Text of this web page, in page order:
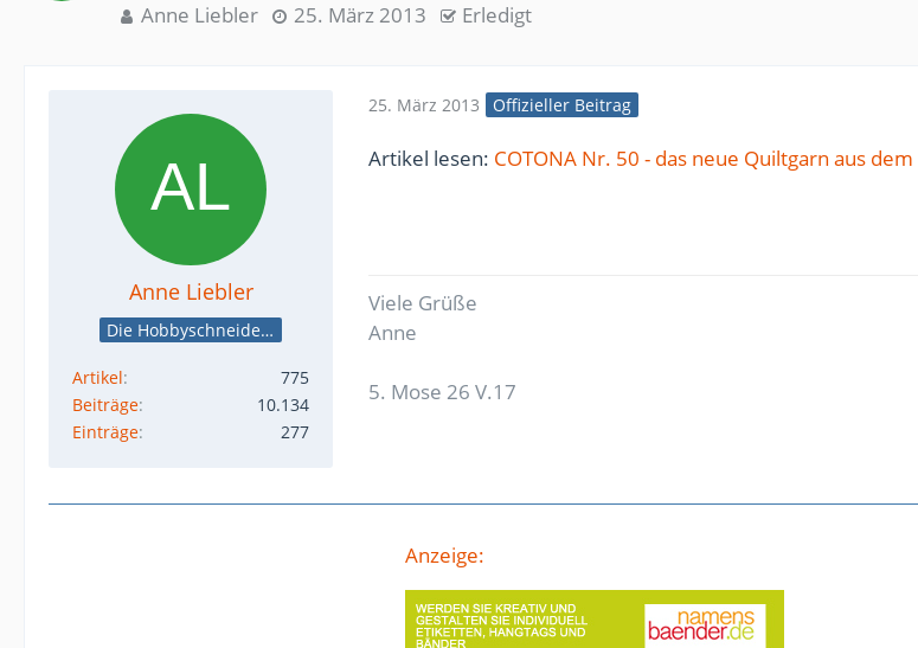
Anne Liebler 25. März 2013 Erledigt
Anne Liebler
Die Hobbyschneiderin
Artikel
775
Beiträge
10.134
Einträge
277
25. März 2013 Offizieller Beitrag
Artikel lesen: COTONA Nr. 50 - das neue Quiltgarn aus
Viele Grüße
Anne
5. Mose 26 V.17
Anzeige: